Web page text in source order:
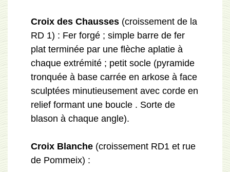
Croix des Chausses (croissement de la
RD 1) : Fer forgé ; simple barre de fer
plat terminée par une flèche aplatie à
chaque extrémité ; petit socle (pyramide
tronquée à base carrée en arkose à face
sculptées minutieusement avec corde en
relief formant une boucle . Sorte de
blason à chaque angle).
Croix Blanche (croissement RD1 et rue
de Pommeix) :